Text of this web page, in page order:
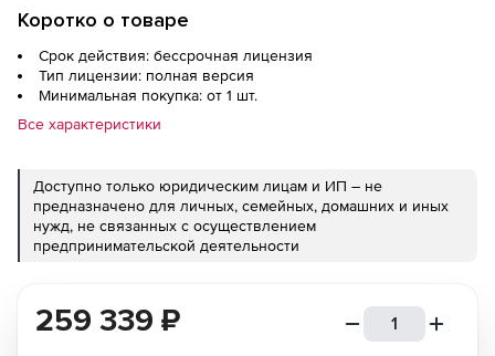
отказоустойчивый кластер BiHA, модуль
резервного копирования Postgres Pro
Backup Enterprise)
Коротко о товаре
Срок действия: бессрочная лицензия
Тип лицензии: полная версия
Минимальная покупка: от 1 шт.
Все характеристики
Доступно только юридическим лицам и ИП – не
предназначено для личных, семейных, домашних и иных
нужд, не связанных с осуществлением
предпринимательской деятельности
259 339 ₽